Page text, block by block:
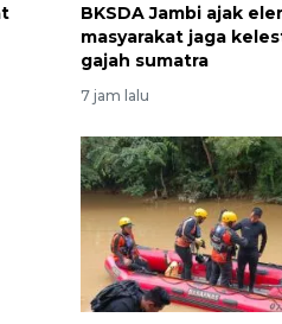
BKSDA Jambi ajak
masyarakat jaga
gajah sumatra
7 jam lalu